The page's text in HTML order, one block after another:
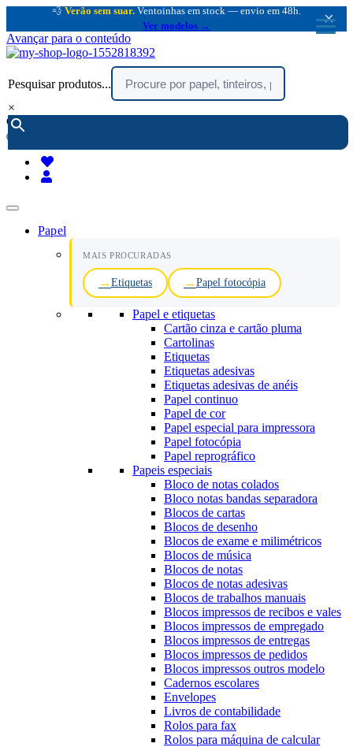
💨 Verão sem suar. Ventoinhas em stock — envio em 48h.
Ver modelos →
×
Avançar para o conteúdo
Pesquisar produtos...
×
encomendar por telefone :
(chamada rede fixa nacional)
Papel
MAIS PROCURADAS
Etiquetas Papel fotocópia
Papel e etiquetas
Cartão cinza e cartão pluma
Cartolinas
Etiquetas
Etiquetas adesivas
Etiquetas adesivas de anéis
Papel continuo
Papel de cor
Papel especial para impressora
Papel fotocópia
Papel reprográfico
Papeis especiais
Bloco de notas colados
Bloco notas bandas separadora
Blocos de cartas
Blocos de desenho
Blocos de exame e milimétricos
Blocos de música
Blocos de notas
Blocos de notas adesivas
Blocos de trabalhos manuais
Blocos impressos de recibos e vales
Blocos impressos de empregado
Blocos impressos de entregas
Blocos impressos de pedidos
Blocos impressos outros modelo
Cadernos escolares
Envelopes
Livros de contabilidade
Rolos para fax
Rolos para máquina de calcular